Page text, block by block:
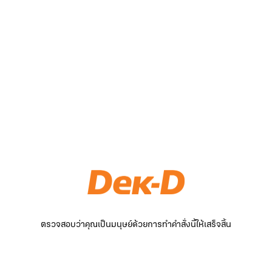
ตรวจสอบว่าคุณเป็นมนุษย์ด้วยการทำคำสั่งนี้ให้เสร็จสิ้น